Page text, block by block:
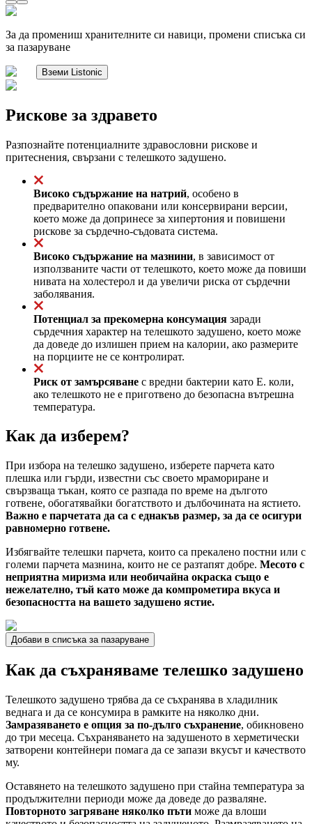
За да промениш хранителните си навици, промени списъка си
за пазаруване
Вземи Listonic
Рискове за здравето
Разпознайте потенциалните здравословни рискове и
притеснения, свързани с телешкото задушено.
Високо съдържание на натрий, особено в
предварително опаковани или консервирани версии,
което може да допринесе за хипертония и повишени
рискове за сърдечно-съдовата система.
Високо съдържание на мазнини, в зависимост от
използваните части от телешкото, което може да повиши
нивата на холестерол и да увеличи риска от сърдечни
заболявания.
Потенциал за прекомерна консумация заради
сърдечния характер на телешкото задушено, което може
да доведе до излишен прием на калории, ако размерите
на порциите не се контролират.
Риск от замърсяване с вредни бактерии като Е. коли,
ако телешкото не е приготвено до безопасна вътрешна
температура.
Как да изберем?
При избора на телешко задушено, изберете парчета като
плешка или гърди, известни със своето мрамориране и
свързваща тъкан, която се разпада по време на дългото
готвене, обогатявайки богатството и дълбочината на ястието.
Важно е парчетата да са с еднакъв размер, за да се осигури
равномерно готвене.
Избягвайте телешки парчета, които са прекалено постни или с
големи парчета мазнина, които не се разтапят добре. Месото с
неприятна миризма или необичайна окраска също е
нежелателно, тъй като може да компрометира вкуса и
безопасността на вашето задушено ястие.
Добави в списъка за пазаруване
Как да съхраняваме телешко задушено
Телешкото задушено трябва да се съхранява в хладилник
веднага и да се консумира в рамките на няколко дни.
Замразяването е опция за по-дълго съхранение, обикновено
до три месеца. Съхраняването на задушеното в херметически
затворени контейнери помага да се запази вкусът и качеството
му.
Оставянето на телешкото задушено при стайна температура за
продължителни периоди може да доведе до разваляне.
Повторното загряване няколко пъти може да влоши